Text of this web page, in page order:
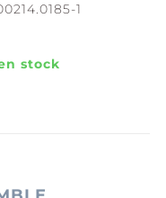
1
stock